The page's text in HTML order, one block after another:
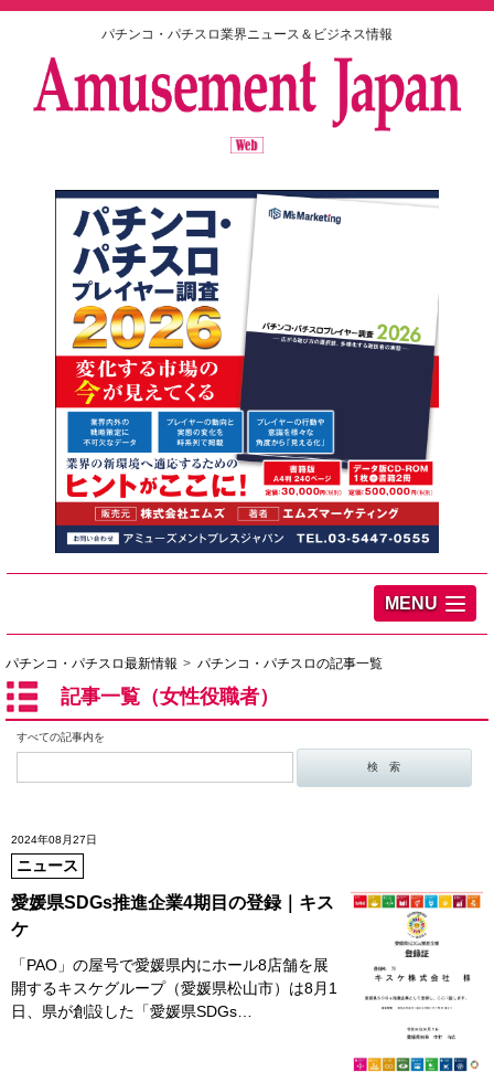
パチンコ・パチスロ業界ニュース＆ビジネス情報
MENU
パチンコ・パチスロ最新情報 パチンコ・パチスロの記事一覧
記事一覧（女性役職者）
すべての記事内を
2024年08月27日
ニュース
愛媛県SDGs推進企業4期目の登録｜キス
ケ
「PAO」の屋号で愛媛県内にホール8店舗を展
開するキスケグループ（愛媛県松山市）は8月1
日、県が創設した「愛媛県SDGs…